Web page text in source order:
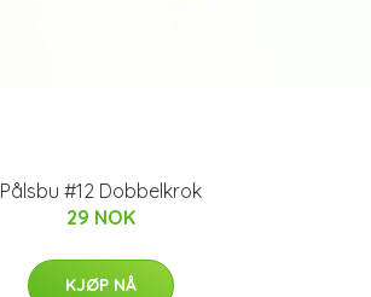
Pålsbu #12 Dobbelkrok
29 NOK
KJØP NÅ